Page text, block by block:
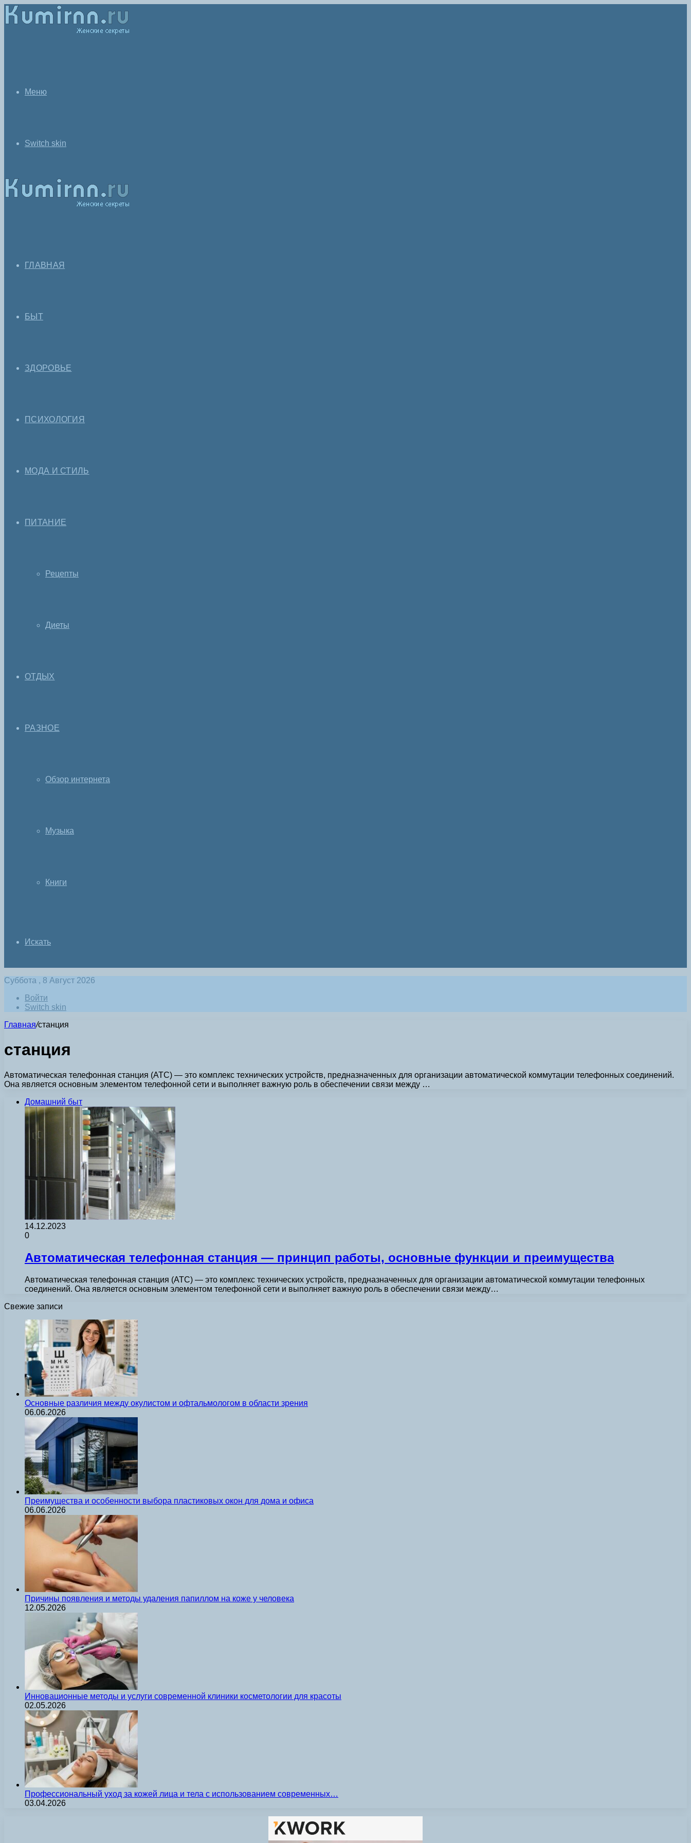
Меню
Switch skin
ГЛАВНАЯ
БЫТ
ЗДОРОВЬЕ
ПСИХОЛОГИЯ
МОДА И СТИЛЬ
ПИТАНИЕ
Рецепты
Диеты
ОТДЫХ
РАЗНОЕ
Обзор интернета
Музыка
Книги
Искать
Суббота , 8 Август 2026
Войти
Switch skin
Главная/станция
станция
Автоматическая телефонная станция (АТС) — это комплекс технических устройств, предназначенных для организации автоматической коммутации телефонных соединений.
Она является основным элементом телефонной сети и выполняет важную роль в обеспечении связи между …
Домашний быт
14.12.2023
0
Автоматическая телефонная станция — принцип работы, основные функции и преимущества
Автоматическая телефонная станция (АТС) — это комплекс технических устройств, предназначенных для организации автоматической коммутации телефонных
соединений. Она является основным элементом телефонной сети и выполняет важную роль в обеспечении связи между…
Свежие записи
Основные различия между окулистом и офтальмологом в области зрения
06.06.2026
Преимущества и особенности выбора пластиковых окон для дома и офиса
06.06.2026
Причины появления и методы удаления папиллом на коже у человека
12.05.2026
Инновационные методы и услуги современной клиники косметологии для красоты
02.05.2026
Профессиональный уход за кожей лица и тела с использованием современных…
03.04.2026